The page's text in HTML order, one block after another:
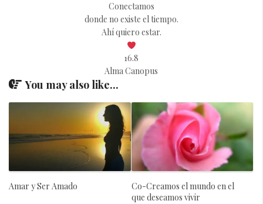
Conectamos
donde no existe el tiempo.
Ahí quiero estar.
16.8
Alma Canopus
You may also like...
Amar y Ser Amado
Co-Creamos el mundo en el
que deseamos vivir